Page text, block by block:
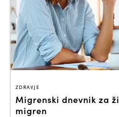
ZDRAVJE
Migrenski dnevnik za
migren